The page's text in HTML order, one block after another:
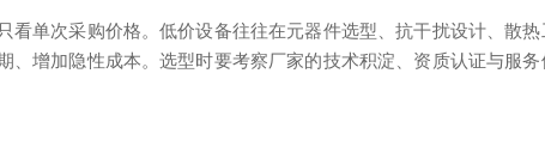
单次采购价格。低价设备往往在元器件选型、抗干扰设计、散
增加隐性成本。选型时要考察厂家的技术积淀、资质认证与服